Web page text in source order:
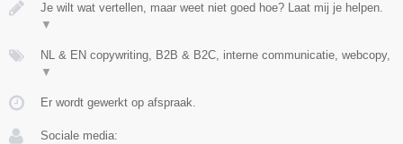
Je wilt wat vertellen, maar weet niet goed hoe? Laat mij je helpen.
▼
NL & EN copywriting, B2B & B2C, interne communicatie, webcopy,
▼
Er wordt gewerkt op afspraak.
Sociale media: